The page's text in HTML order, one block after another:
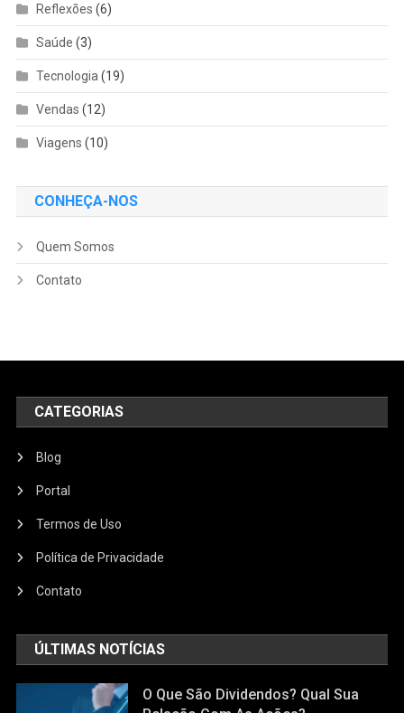
Reflexões (6)
Saúde (3)
Tecnologia (19)
Vendas (12)
Viagens (10)
CONHEÇA-NOS
Quem Somos
Contato
CATEGORIAS
Blog
Portal
Termos de Uso
Política de Privacidade
Contato
ÚLTIMAS NOTÍCIAS
O Que São Dividendos? Qual Sua